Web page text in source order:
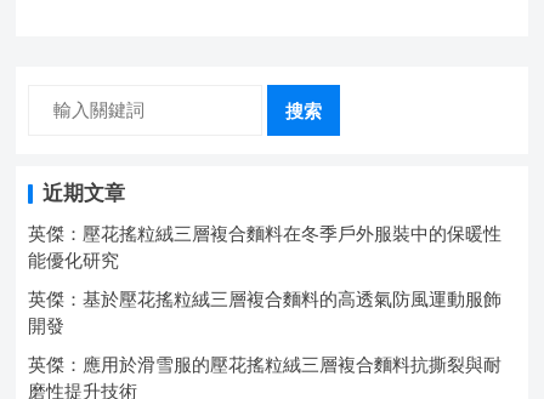
搜索
近期文章
英傑：壓花搖粒絨三層複合麵料在冬季戶外服裝中的保暖性
能優化研究
英傑：基於壓花搖粒絨三層複合麵料的高透氣防風運動服飾
開發
英傑：應用於滑雪服的壓花搖粒絨三層複合麵料抗撕裂與耐
磨性提升技術